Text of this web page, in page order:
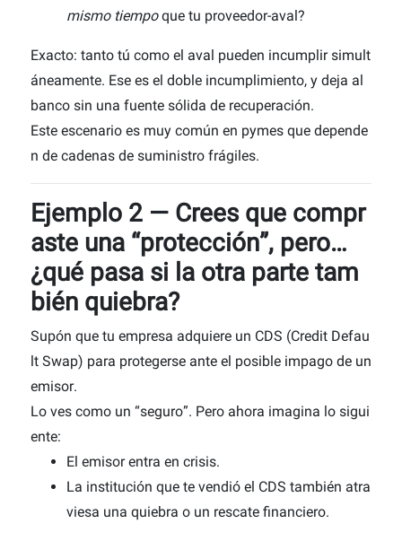
mismo tiempoque tu proveedor-aval?
Exacto: tanto tú como el aval pueden incumplir simult
áneamente. Ese es el doble incumplimiento, y deja al
banco sin una fuente sólida de recuperación.
Este escenario es muy común en pymes que depende
n de cadenas de suministro frágiles.
Ejemplo 2 — Crees que compr
aste una “protección”, pero…
¿qué pasa si la otra parte tam
bién quiebra?
Supón que tu empresa adquiere un CDS (Credit Defau
lt Swap) para protegerse ante el posible impago de un
emisor.
Lo ves como un “seguro”. Pero ahora imagina lo sigui
ente:
El emisor entra en crisis.
La institución que te vendió el CDS también atra
viesa una quiebra o un rescate financiero.